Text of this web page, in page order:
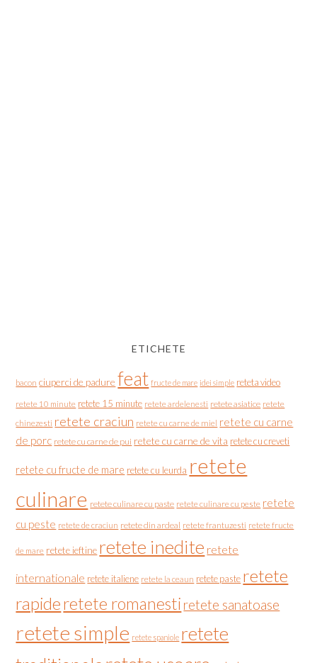
ETICHETE
bacon ciuperci de padure feat fructe de mare idei simple reteta video
retete 10 minute retete 15 minute retete ardelenesti retete asiatice retete
chinezesti retete craciun retete cu carne de miel retete cu carne
de porc retete cu carne de pui retete cu carne de vita retete cu creveti
retete cu fructe de mare retete cu leurda retete
culinare retete culinare cu paste retete culinare cu peste retete
cu peste retete de craciun retete din ardeal retete frantuzesti retete fructe
de mare retete ieftine retete inedite retete
internationale retete italiene retete la ceaun retete paste retete
rapideretete romanesti retete sanatoase
retete simple retete spaniole retete